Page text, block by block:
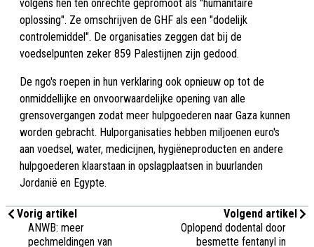
volgens hen ten onrechte gepromoot als "humanitaire
oplossing". Ze omschrijven de GHF als een "dodelijk
controlemiddel". De organisaties zeggen dat bij de
voedselpunten zeker 859 Palestijnen zijn gedood.
De ngo's roepen in hun verklaring ook opnieuw op tot de
onmiddellijke en onvoorwaardelijke opening van alle
grensovergangen zodat meer hulpgoederen naar Gaza kunnen
worden gebracht. Hulporganisaties hebben miljoenen euro's
aan voedsel, water, medicijnen, hygiëneproducten en andere
hulpgoederen klaarstaan in opslagplaatsen in buurlanden
Jordanië en Egypte.
Vorig artikel
ANWB: meer
pechmeldingen van
Volgend artikel
Oplopend dodental door
besmette fentanyl in